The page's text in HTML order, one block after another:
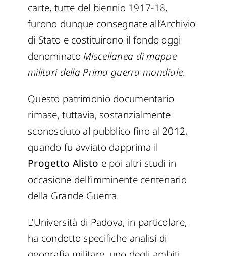
carte, tutte del biennio 1917-18,
furono dunque consegnate all’Archivio
di Stato e costituirono il fondo oggi
denominato Miscellanea di mappe
militari della Prima guerra mondiale.
Questo patrimonio documentario
rimase, tuttavia, sostanzialmente
sconosciuto al pubblico fino al 2012,
quando fu avviato dapprima il
Progetto Alisto e poi altri studi in
occasione dell’imminente centenario
della Grande Guerra.
L’Università di Padova, in particolare,
ha condotto specifiche analisi di